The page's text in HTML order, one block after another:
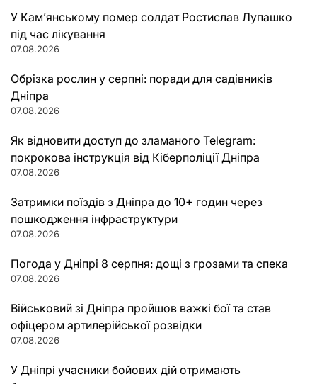
У Кам’янському помер солдат Ростислав Лупашко
під час лікування
07.08.2026
Обрізка рослин у серпні: поради для садівників
Дніпра
07.08.2026
Як відновити доступ до зламаного Telegram:
покрокова інструкція від Кіберполіції Дніпра
07.08.2026
Затримки поїздів з Дніпра до 10+ годин через
пошкодження інфраструктури
07.08.2026
Погода у Дніпрі 8 серпня: дощі з грозами та спека
07.08.2026
Військовий зі Дніпра пройшов важкі бої та став
офіцером артилерійської розвідки
07.08.2026
У Дніпрі учасники бойових дій отримають